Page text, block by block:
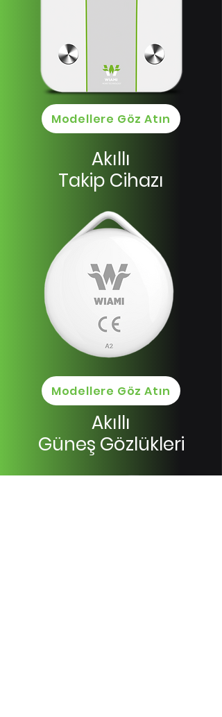
Modellere Göz Atın
Akıllı
Takip Cihazı
Modellere Göz Atın
Akıllı
Güneş Gözlükleri